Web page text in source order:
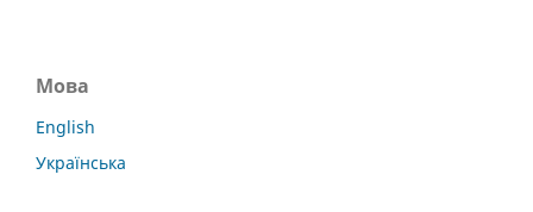
Мова
English
Українська